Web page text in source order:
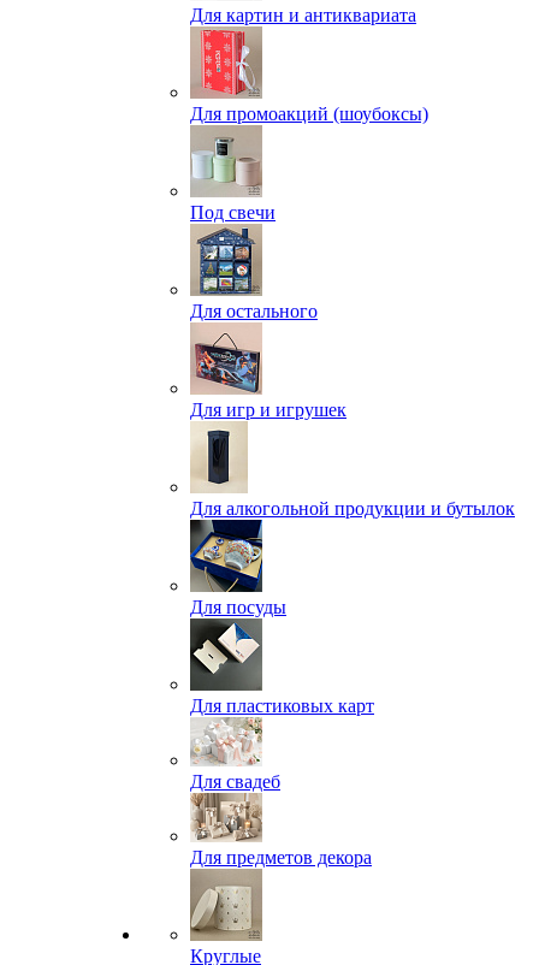
Для картин и антиквариата
Для промоакций (шоубоксы)
Под свечи
Для остального
Для игр и игрушек
Для алкогольной продукции и бутылок
Для посуды
Для пластиковых карт
Для свадеб
Для предметов декора
Круглые